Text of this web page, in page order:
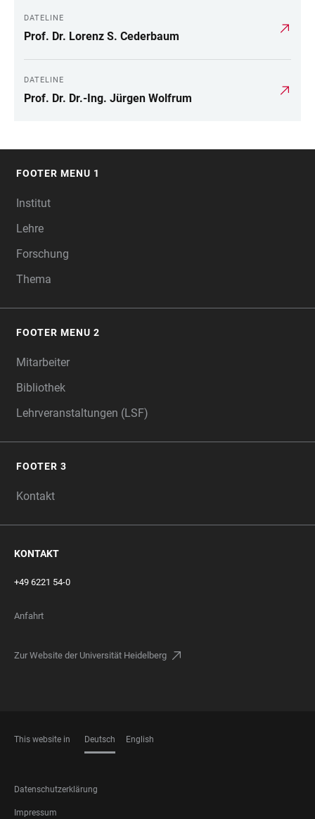
DATELINE
Prof. Dr. Lorenz S. Cederbaum
DATELINE
Prof. Dr. Dr.-Ing. Jürgen Wolfrum
FOOTER MENU 1
Institut
Lehre
Forschung
Thema
FOOTER MENU 2
Mitarbeiter
Bibliothek
Lehrveranstaltungen (LSF)
FOOTER 3
Kontakt
KONTAKT
+49 6221 54-0
Anfahrt
Zur Website der Universität Heidelberg
This website in Deutsch English
FOOTER
LEGAL
Datenschutzerklärung
Impressum